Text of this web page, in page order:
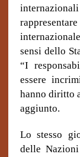
sensi dello
“I
essere
hanno diritto
aggiunto.
Lo stesso
delle